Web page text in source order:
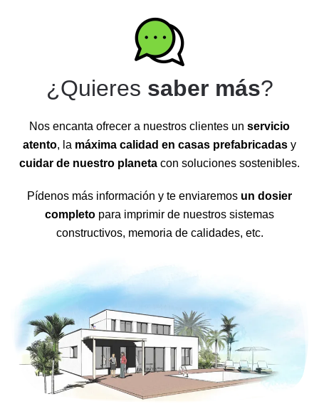
¿Quieres saber más?
Nos encanta ofrecer a nuestros clientes un servicio
atento, la máxima calidad en casas prefabricadas y
cuidar de nuestro planeta con soluciones sostenibles.
Pídenos más información y te enviaremos un dosier
completo para imprimir de nuestros sistemas
constructivos, memoria de calidades, etc.